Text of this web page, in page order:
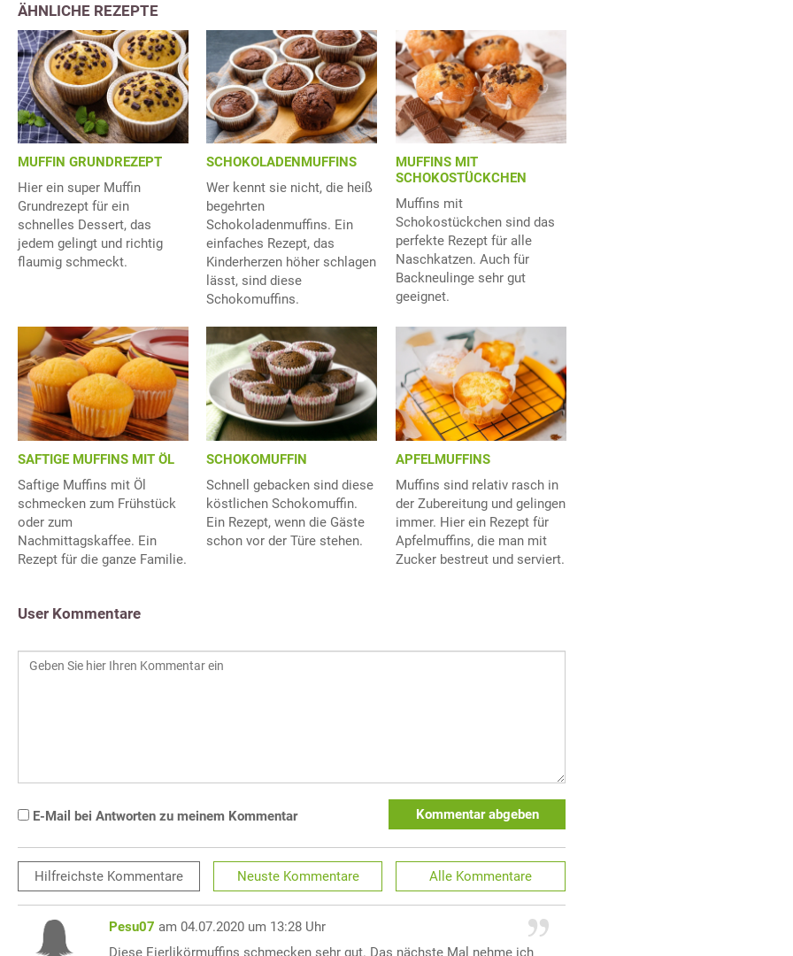
ÄHNLICHE REZEPTE
MUFFIN GRUNDREZEPT
Hier ein super Muffin
Grundrezept für ein
schnelles Dessert, das
jedem gelingt und richtig
flaumig schmeckt.
SCHOKOLADENMUFFINS
Wer kennt sie nicht, die heiß
begehrten
Schokoladenmuffins. Ein
einfaches Rezept, das
Kinderherzen höher schlagen
lässt, sind diese
Schokomuffins.
MUFFINS MIT
SCHOKOSTÜCKCHEN
Muffins mit
Schokostückchen sind das
perfekte Rezept für alle
Naschkatzen. Auch für
Backneulinge sehr gut
geeignet.
SAFTIGE MUFFINS MIT ÖL
Saftige Muffins mit Öl
schmecken zum Frühstück
oder zum
Nachmittagskaffee. Ein
Rezept für die ganze Familie.
SCHOKOMUFFIN
Schnell gebacken sind diese
köstlichen Schokomuffin.
Ein Rezept, wenn die Gäste
schon vor der Türe stehen.
APFELMUFFINS
Muffins sind relativ rasch in
der Zubereitung und gelingen
immer. Hier ein Rezept für
Apfelmuffins, die man mit
Zucker bestreut und serviert.
User Kommentare
E-Mail bei Antworten zu meinem Kommentar Kommentar abgeben
Hilfreichste Kommentare Neuste Kommentare Alle Kommentare
Pesu07 am 04.07.2020 um 13:28 Uhr
Diese Eierlikörmuffins schmecken sehr gut. Das nächste Mal nehme ich